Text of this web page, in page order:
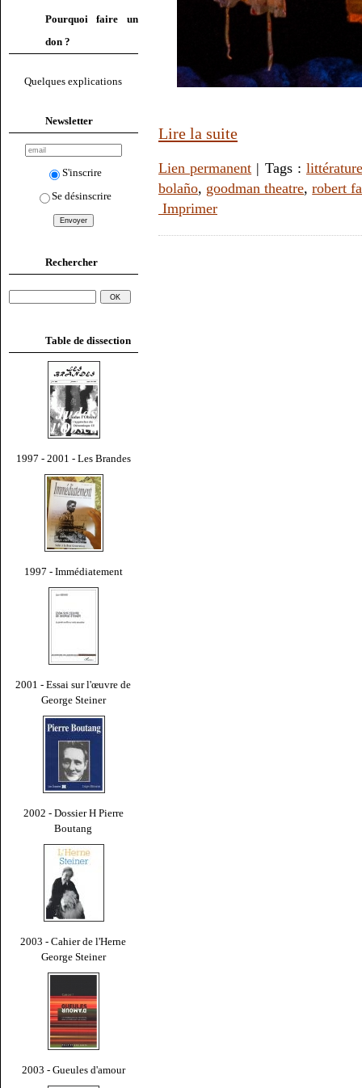
Pourquoi faire un
don ?
Quelques explications
Newsletter
S'inscrire
Se désinscrire
Rechercher
Table de dissection
1997 - 2001 - Les Brandes
1997 - Immédiatement
2001 - Essai sur l'œuvre de
George Steiner
2002 - Dossier H Pierre
Boutang
2003 - Cahier de l'Herne
George Steiner
2003 - Gueules d'amour
Lire la suite
Lien permanent | Tags : littérature
bolaño, goodman theatre,robert
Imprimer